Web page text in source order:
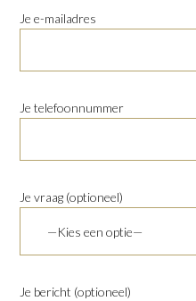
Je e-mailadres
Je telefoonnummer
Je vraag (optioneel)
Je bericht (optioneel)